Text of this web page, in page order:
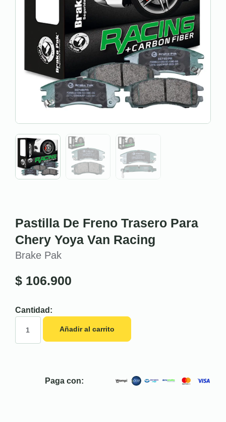
Pastilla De Freno Trasero Para
Chery Yoya Van Racing
Brake Pak
$ 106.900
Cantidad:
Añadir al carrito
Paga con: